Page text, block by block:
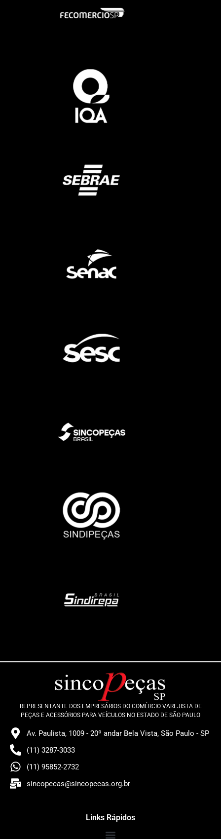
REPRESENTANTE DOS EMPRESÁRIOS DO COMÉRCIO VAREJISTA DE
PEÇAS E ACESSÓRIOS PARA VEÍCULOS NO ESTADO DE SÃO PAULO
Av. Paulista, 1009 - 20º andar Bela Vista, São Paulo - SP
(11) 3287-3033
(11) 95852-2732
sincopecas@sincopecas.org.br
Links Rápidos